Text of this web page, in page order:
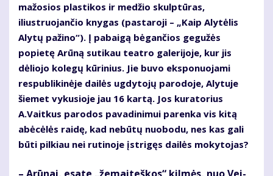
mažosios plastikos ir medžio skulptūras,
iliustruojančio knygas (pastaroji – „Kaip Alytėlis
Alytų pažino“). Į pabaigą bėgančios gegužės
popietę Arūną sutikau teatro galerijoje, kur jis
dėliojo kolegų kūrinius. Jie buvo eksponuojami
respublikinėje dailės ugdytojų parodoje, Alytuje
šiemet vykusioje jau 16 kartą. Jos kuratorius
A.Vaitkus parodos pavadinimui parenka vis kitą
abėcėlės raidę, kad nebūtų nuobodu, nes kas gali
būti pilkiau nei rutinoje įstrigęs dailės mokytojas?